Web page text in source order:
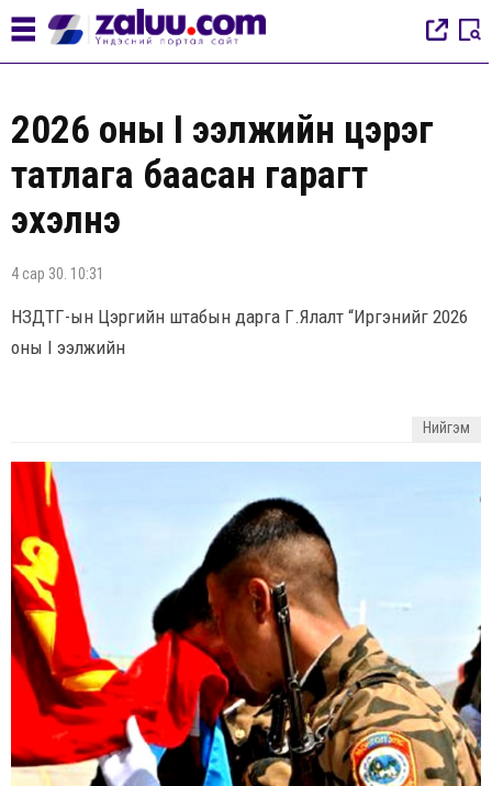
2026 оны I ээлжийн цэрэг
татлага баасан гарагт
эхэлнэ
4 сар 30. 10:31
НЗДТГ-ын Цэргийн штабын дарга Г.Ялалт “Иргэнийг 2026
оны I ээлжийн
Нийгэм